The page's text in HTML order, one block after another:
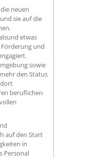
neuen
sie auf die
etwas
Förderung und
sowie
den Status
beruflichen
auf den Start
in
Personal